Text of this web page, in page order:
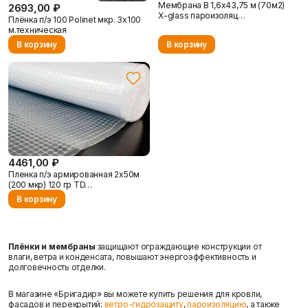
Пленки
Скотчи/Ленты
Показать больше
Фасадные сетки
Показать больше
Теплоизоляция
Минеральная вата
Пенопласт
Пенополистирол
Показать больше
Универсальная шпаклёвка
Финишная шпаклёвка
Декоративные
Статьи
Отзывы
2693,00 ₽
Плёнка п/э 100 Polinet мкр. 3х100
м.техническая
В корзину
Мембрана B 1,6х43,75 м (70м2)
X-glass пароизоляц…
В корзину
4461,00 ₽
Пленка п/э армированная 2х50м
(200 мкр) 120 гр TD…
В корзину
Плёнки и мембраны защищают ограждающие конструкции от
влаги, ветра и конденсата, повышают энергоэффективность и
долговечность отделки.
В магазине «Бригадир» вы можете купить решения для кровли,
фасадов и перекрытий: ветро-гидрозащиту,пароизоляцию, а также